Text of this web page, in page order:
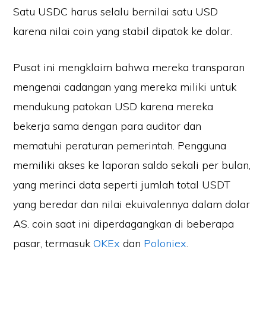
Satu USDC harus selalu bernilai satu USD
karena nilai coin yang stabil dipatok ke dolar.
Pusat ini mengklaim bahwa mereka transparan
mengenai cadangan yang mereka miliki untuk
mendukung patokan USD karena mereka
bekerja sama dengan para auditor dan
mematuhi peraturan pemerintah. Pengguna
memiliki akses ke laporan saldo sekali per bulan,
yang merinci data seperti jumlah total USDT
yang beredar dan nilai ekuivalennya dalam dolar
AS. coin saat ini diperdagangkan di beberapa
pasar, termasukOKEx dan Poloniex.